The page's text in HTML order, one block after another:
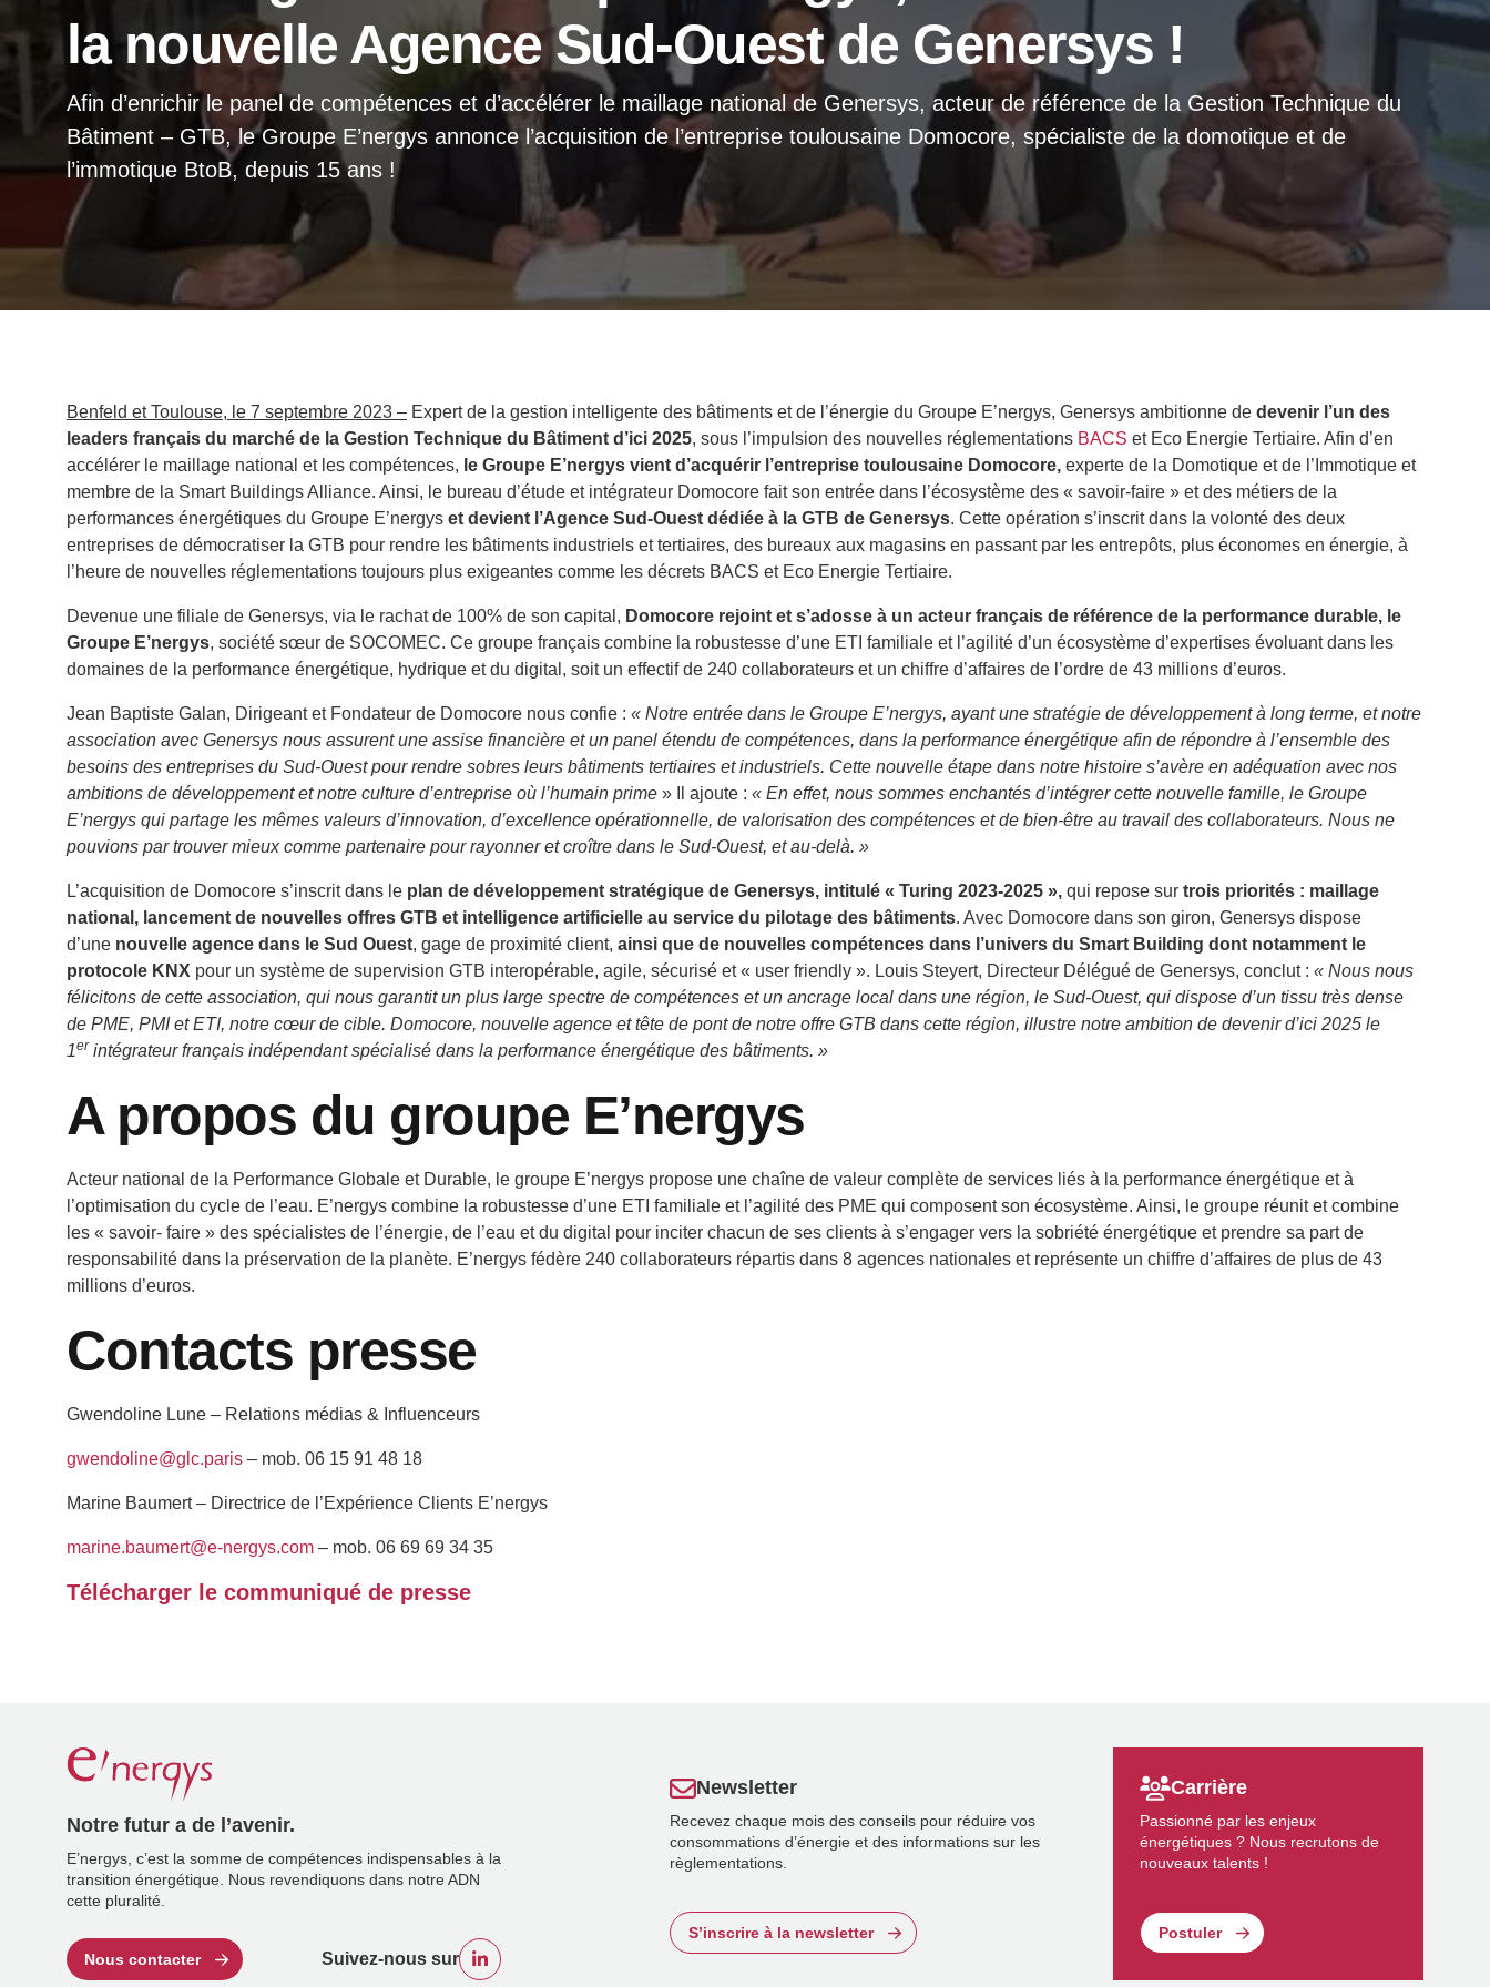
la nouvelle Agence Sud-Ouest de Genersys !
Afin d’enrichir le panel de compétences et d’accélérer le maillage national de Genersys, acteur de référence de la Gestion Technique du
Bâtiment – GTB, le Groupe E’nergys annonce l’acquisition de l’entreprise toulousaine Domocore, spécialiste de la domotique et de
l’immotique BtoB, depuis 15 ans !
Benfeld et Toulouse, le 7 septembre 2023 – Expert de la gestion intelligente des bâtiments et de l’énergie du Groupe E’nergys, Genersys ambitionne de devenir l’un des
leaders français du marché de la Gestion Technique du Bâtiment d’ici 2025, sous l’impulsion des nouvelles réglementations BACS et Eco Energie Tertiaire. Afin d’en
accélérer le maillage national et les compétences, le Groupe E’nergys vient d’acquérir l’entreprise toulousaine Domocore, experte de la Domotique et de l’Immotique et
membre de la Smart Buildings Alliance. Ainsi, le bureau d’étude et intégrateur Domocore fait son entrée dans l’écosystème des « savoir-faire » et des métiers de la
performances énergétiques du Groupe E’nergys et devient l’Agence Sud-Ouest dédiée à la GTB de Genersys. Cette opération s’inscrit dans la volonté des deux
entreprises de démocratiser la GTB pour rendre les bâtiments industriels et tertiaires, des bureaux aux magasins en passant par les entrepôts, plus économes en énergie, à
l’heure de nouvelles réglementations toujours plus exigeantes comme les décrets BACS et Eco Energie Tertiaire.
Devenue une filiale de Genersys, via le rachat de 100% de son capital, Domocore rejoint et s’adosse à un acteur français de référence de la performance durable, le
Groupe E’nergys, société sœur de SOCOMEC. Ce groupe français combine la robustesse d’une ETI familiale et l’agilité d’un écosystème d’expertises évoluant dans les
domaines de la performance énergétique, hydrique et du digital, soit un effectif de 240 collaborateurs et un chiffre d’affaires de l’ordre de 43 millions d’euros.
Jean Baptiste Galan, Dirigeant et Fondateur de Domocore nous confie : « Notre entrée dans le Groupe E’nergys, ayant une stratégie de développement à long terme, et notre
association avec Genersys nous assurent une assise financière et un panel étendu de compétences, dans la performance énergétique afin de répondre à l’ensemble des
besoins des entreprises du Sud-Ouest pour rendre sobres leurs bâtiments tertiaires et industriels. Cette nouvelle étape dans notre histoire s’avère en adéquation avec nos
ambitions de développement et notre culture d’entreprise où l’humain prime » Il ajoute : « En effet, nous sommes enchantés d’intégrer cette nouvelle famille, le Groupe
E’nergys qui partage les mêmes valeurs d’innovation, d’excellence opérationnelle, de valorisation des compétences et de bien-être au travail des collaborateurs. Nous ne
pouvions par trouver mieux comme partenaire pour rayonner et croître dans le Sud-Ouest, et au-delà. »
L’acquisition de Domocore s’inscrit dans le plan de développement stratégique de Genersys, intitulé « Turing 2023-2025 », qui repose sur trois priorités : maillage
national, lancement de nouvelles offres GTB et intelligence artificielle au service du pilotage des bâtiments. Avec Domocore dans son giron, Genersys dispose
d’une nouvelle agence dans le Sud Ouest, gage de proximité client, ainsi que de nouvelles compétences dans l’univers du Smart Building dont notamment le
protocole KNX pour un système de supervision GTB interopérable, agile, sécurisé et « user friendly ». Louis Steyert, Directeur Délégué de Genersys, conclut : « Nous nous
félicitons de cette association, qui nous garantit un plus large spectre de compétences et un ancrage local dans une région, le Sud-Ouest, qui dispose d’un tissu très dense
de PME, PMI et ETI, notre cœur de cible. Domocore, nouvelle agence et tête de pont de notre offre GTB dans cette région, illustre notre ambition de devenir d’ici 2025 le
1er intégrateur français indépendant spécialisé dans la performance énergétique des bâtiments. »
A propos du groupe E’nergys
Acteur national de la Performance Globale et Durable, le groupe E’nergys propose une chaîne de valeur complète de services liés à la performance énergétique et à
l’optimisation du cycle de l’eau. E’nergys combine la robustesse d’une ETI familiale et l’agilité des PME qui composent son écosystème. Ainsi, le groupe réunit et combine
les « savoir- faire » des spécialistes de l’énergie, de l’eau et du digital pour inciter chacun de ses clients à s’engager vers la sobriété énergétique et prendre sa part de
responsabilité dans la préservation de la planète. E’nergys fédère 240 collaborateurs répartis dans 8 agences nationales et représente un chiffre d’affaires de plus de 43
millions d’euros.
Contacts presse
Gwendoline Lune – Relations médias & Influenceurs
gwendoline@glc.paris – mob. 06 15 91 48 18
Marine Baumert – Directrice de l’Expérience Clients E’nergys
marine.baumert@e-nergys.com – mob. 06 69 69 34 35
Télécharger le communiqué de presse
Notre futur a de l’avenir.
E’nergys, c’est la somme de compétences indispensables à la
transition énergétique. Nous revendiquons dans notre ADN
cette pluralité.
Nous contacter Suivez-nous sur
Newsletter
Recevez chaque mois des conseils pour réduire vos
consommations d’énergie et des informations sur les
règlementations.
S’inscrire à la newsletter
Carrière
Passionné par les enjeux
énergétiques ? Nous recrutons de
nouveaux talents !
Postuler